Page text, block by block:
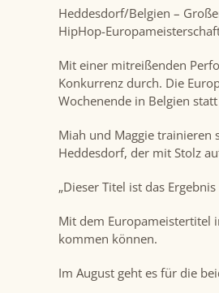
Heddesdorf/Belgien –
HipHop-
Mit einer mitreißenden
Konkurrenz durch. Die
Wochenende in Belgien
Miah und Maggie trainieren
Heddesdorf, der mit Stolz
„Dieser Titel ist das
Mit dem Europameistertitel
kommen können.
Im August geht es für die